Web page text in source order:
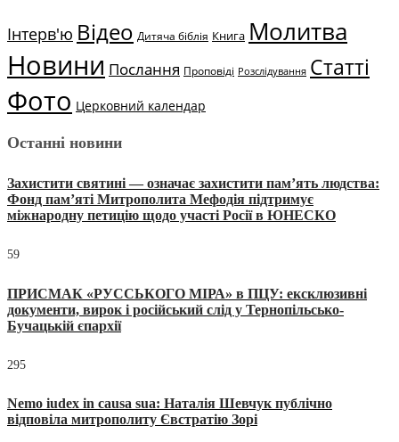
Інтерв'ю Відео Дитяча біблія Книга Молитва
Новини Послання Проповіді Розслідування Статті
Фото Церковний календар
Останні новини
Захистити святині — означає захистити пам’ять людства:
Фонд пам’яті Митрополита Мефодія підтримує
міжнародну петицію щодо участі Росії в ЮНЕСКО
59
ПРИСМАК «РУССЬКОГО МІРА» в ПЦУ: ексклюзивні
документи, вирок і російський слід у Тернопільсько-
Бучацькій єпархії
295
Nemo iudex in causa sua: Наталія Шевчук публічно
відповіла митрополиту Євстратію Зорі